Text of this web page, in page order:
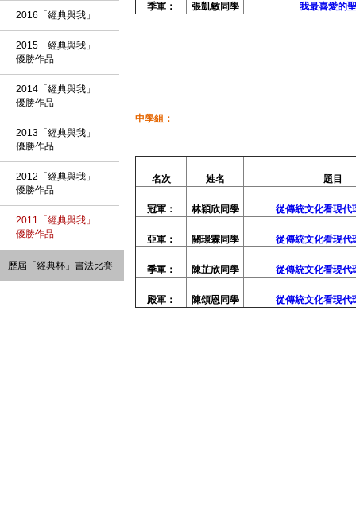
2016「經典與我」
2015「經典與我」
優勝作品
2014「經典與我」
優勝作品
2013「經典與我」
優勝作品
2012「經典與我」
優勝作品
2011「經典與我」
優勝作品
歷屆「經典杯」書法比賽
季軍： 張凱敏同學 我最喜愛的
中學組：
名次 姓名 題目
冠軍： 林穎欣同學 從傳統文化看現代
亞軍： 關璟霖同學 從傳統文化看現代
季軍： 陳芷欣同學 從傳統文化看現代
殿軍： 陳頌恩同學 從傳統文化看現代